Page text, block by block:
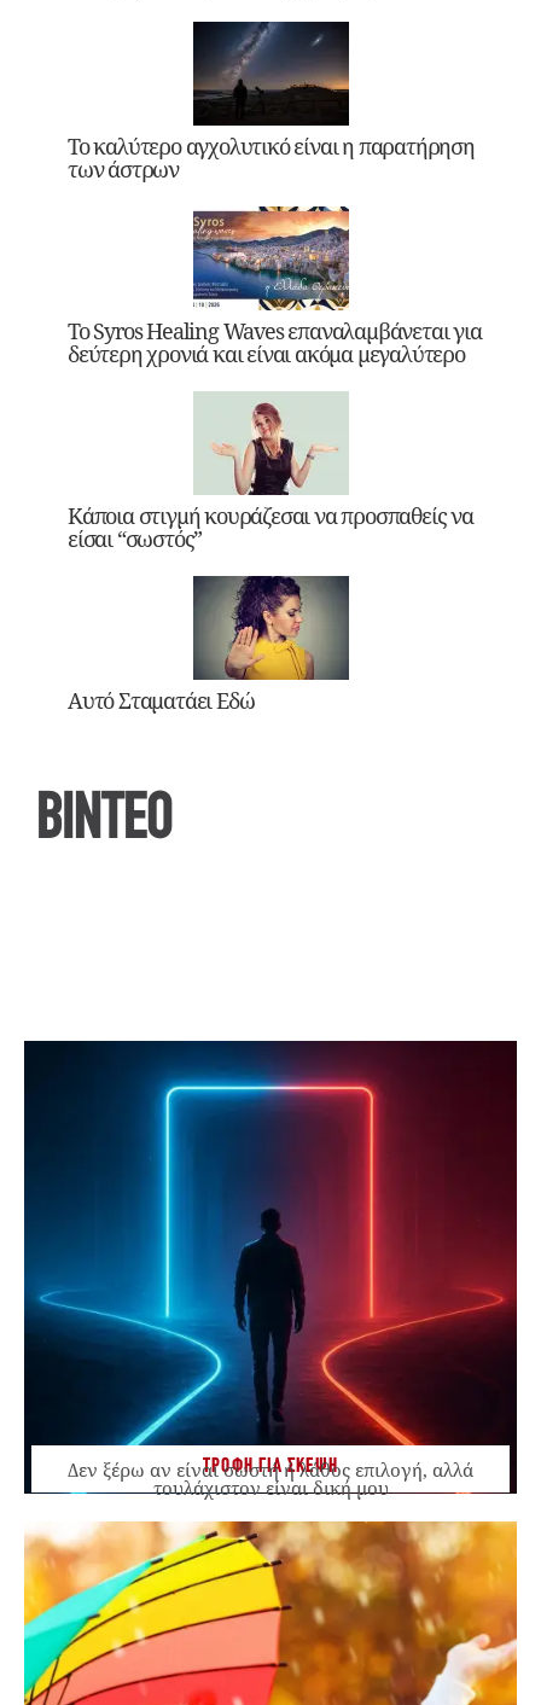
Το καλύτερο αγχολυτικό είναι η παρατήρηση
των άστρων
Το Syros Healing Waves επαναλαμβάνεται για
δεύτερη χρονιά και είναι ακόμα μεγαλύτερο
Κάποια στιγμή κουράζεσαι να προσπαθείς να
είσαι “σωστός”
Αυτό Σταματάει Εδώ
ΒΙΝΤΕΟ
ΤΡΟΦΗ ΓΙΑ ΣΚΕΨΗ
Δεν ξέρω αν είναι σωστή ή λάθος επιλογή, αλλά
τουλάχιστον είναι δική μου